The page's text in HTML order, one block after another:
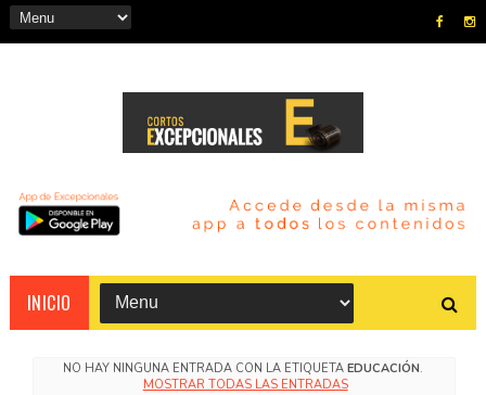
INICIO
NO HAY NINGUNA ENTRADA CON LA ETIQUETA EDUCACIÓN.
MOSTRAR TODAS LAS ENTRADAS